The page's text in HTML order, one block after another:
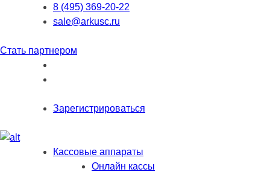
8 (495) 369-20-22
sale@arkusc.ru
Стать партнером
Зарегистрироваться
Кассовые аппараты
Онлайн кассы